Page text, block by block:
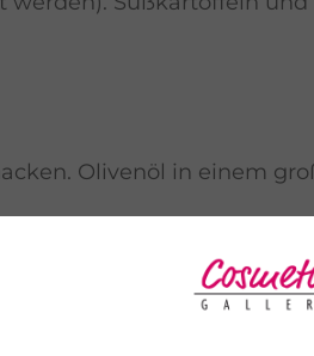
Olivenöl in einem
pürieren